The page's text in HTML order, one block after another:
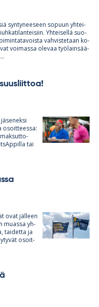
syn­ty­nee­seen so­puun yh­tei­
Yh­tei­sellä suo­
vah­vis­te­taan ko­
voi­massa ole­vaa työ­lain­sää­
osoit­teessa:
tai
ovat jäl­leen
muassa yh­
tai­detta ja
osoit­